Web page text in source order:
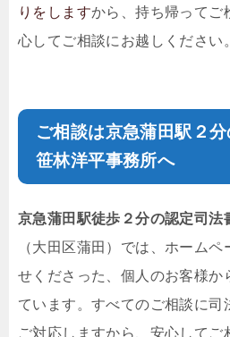
りをしますから、持ち帰ってご
心してご相談にお越しください。
ご相談は京急蒲田駅２分
笹林洋平事務所へ
京急蒲田駅徒歩２分の認定司法
（大田区蒲田）では、ホーム
せくださった、個人のお客様か
ています。すべてのご相談に司
ご対応しますから、安心してご